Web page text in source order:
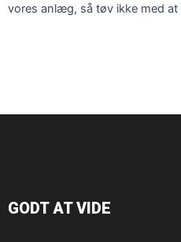
vores anlæg, så tøv ikke med
GODT AT VIDE